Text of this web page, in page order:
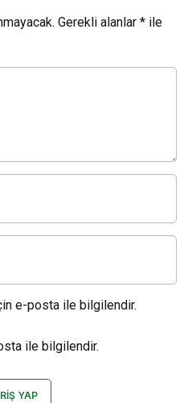
Gerekli alanlar * ile
e-posta ile bilgilendir.
ile bilgilendir.
YAP